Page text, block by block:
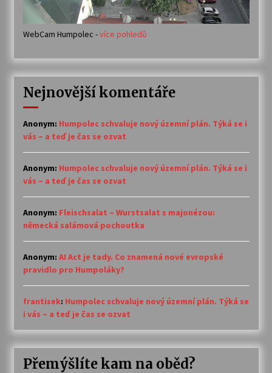
WebCam Humpolec -více pohledů
Nejnovější komentáře
Anonym: Humpolec schvaluje nový územní plán. Týká se i
vás – a teď je čas se ozvat
Anonym: Humpolec schvaluje nový územní plán. Týká se i
vás – a teď je čas se ozvat
Anonym: Fleischsalat – Wurstsalat s majonézou:
německá salámová pochoutka
Anonym: AI Act je tady. Co znamená nové evropské
pravidlo pro Humpoláky?
frantisek: Humpolec schvaluje nový územní plán. Týká se
i vás – a teď je čas se ozvat
Přemýšlíte kam na oběd?